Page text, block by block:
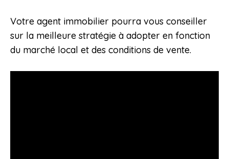
Votre agent immobilier pourra vous conseiller
sur la meilleure stratégie à adopter en fonction
du marché local et des conditions de vente.